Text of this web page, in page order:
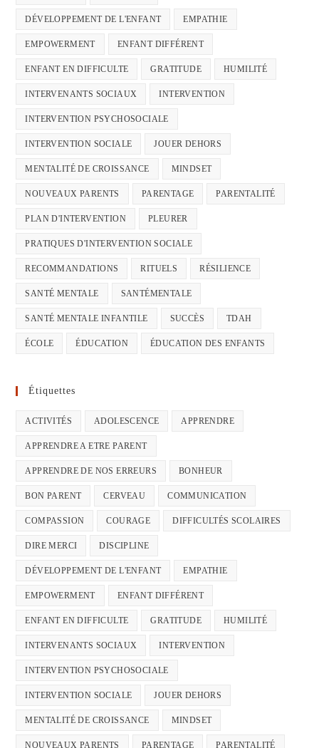
DÉVELOPPEMENT DE L'ENFANT EMPATHIE
EMPOWERMENT ENFANT DIFFÉRENT
ENFANT EN DIFFICULTE GRATITUDE HUMILITÉ
INTERVENANTS SOCIAUX INTERVENTION
INTERVENTION PSYCHOSOCIALE
INTERVENTION SOCIALE JOUER DEHORS
MENTALITÉ DE CROISSANCE MINDSET
NOUVEAUX PARENTS PARENTAGE PARENTALITÉ
PLAN D'INTERVENTION PLEURER
PRATIQUES D'INTERVENTION SOCIALE
RECOMMANDATIONS RITUELS RÉSILIENCE
SANTÉ MENTALE SANTÉMENTALE
SANTÉ MENTALE INFANTILE SUCCÈS TDAH
ÉCOLE ÉDUCATION ÉDUCATION DES ENFANTS
Étiquettes
ACTIVITÉS ADOLESCENCE APPRENDRE
APPRENDRE A ETRE PARENT
APPRENDRE DE NOS ERREURS BONHEUR
BON PARENT CERVEAU COMMUNICATION
COMPASSION COURAGE DIFFICULTÉS SCOLAIRES
DIRE MERCI DISCIPLINE
DÉVELOPPEMENT DE L'ENFANT EMPATHIE
EMPOWERMENT ENFANT DIFFÉRENT
ENFANT EN DIFFICULTE GRATITUDE HUMILITÉ
INTERVENANTS SOCIAUX INTERVENTION
INTERVENTION PSYCHOSOCIALE
INTERVENTION SOCIALE JOUER DEHORS
MENTALITÉ DE CROISSANCE MINDSET
NOUVEAUX PARENTS PARENTAGE PARENTALITÉ